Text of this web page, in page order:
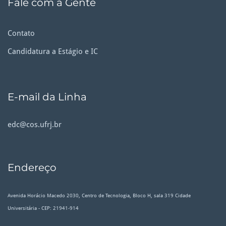
Fale com a Gente
Contato
Candidatura a Estágio e IC
E-mail da Linha
edc@cos.ufrj.br
Endereço
Avenida Horácio Macedo 2030, Centro de Tecnologia, Bloco H, sala 319 Cidade
Universitária - CEP: 21941-914